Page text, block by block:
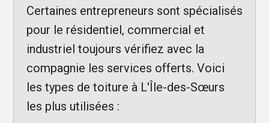
Certaines entrepreneurs sont spécialisés
pour le résidentiel, commercial et
industriel toujours vérifiez avec la
compagnie les services offerts. Voici
les types de toiture à L'Île-des-Sœurs
les plus utilisées :